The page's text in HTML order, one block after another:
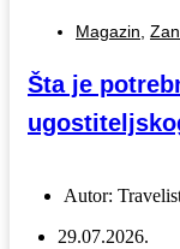
Magazin
Šta je
Autor:
29.07.2026.